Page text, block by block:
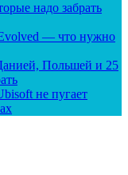
надо забрать
— что нужно
Польшей и 25
не пугает